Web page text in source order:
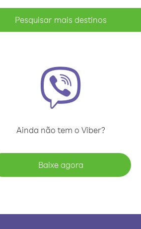
Pesquisar mais destinos
Ainda não tem o Viber?
Baixe agora